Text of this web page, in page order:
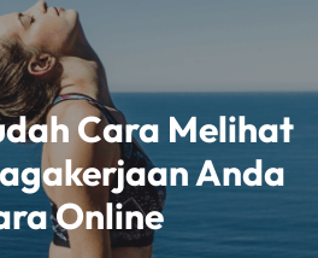
Cara Melihat
Anda
Online